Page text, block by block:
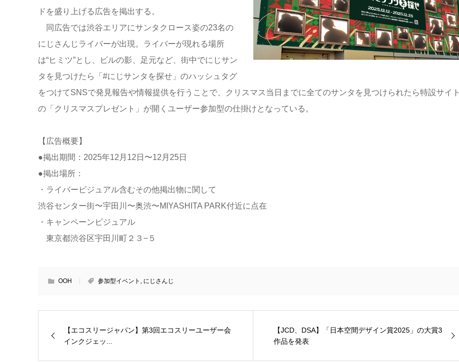
ドを盛り上げる広告を掲出する。
同広告では渋谷エリアにサンタクロース姿の23名の
にじさんじライバーが出現。ライバーが現れる場所
は“ヒミツ”とし、ビルの影、足元など、街中でにじサン
タを見つけたら「#にじサンタを探せ」のハッシュタグ
をつけてSNSで発見報告や情報提供を行うことで、クリスマス当日までに全てのサンタを見つけられたら特設サイト
の「クリスマスプレゼント」が開くユーザー参加型の仕掛けとなっている。
【広告概要】
●掲出期間：2025年12月12日〜12月25日
●掲出場所：
・ライバービジュアル含むその他掲出物に関して
渋谷センター街〜宇田川〜奥渋〜MIYASHITA PARK付近に点在
・キャンペーンビジュアル
東京都渋谷区宇田川町２３−５
OOH 参加型イベント , にじさんじ
【エコスリージャパン】第3回エコスリーユーザー会
インクジェッ...
【JCD、DSA】「日本空間デザイン賞2025」の大賞3
作品を発表